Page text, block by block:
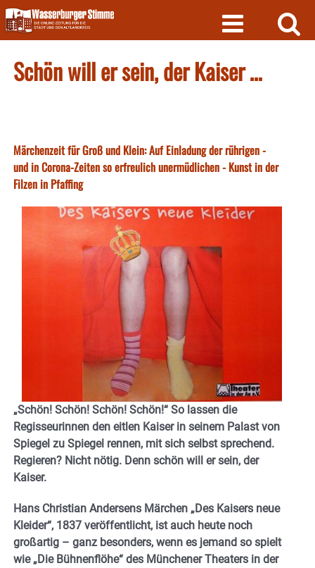
Skip
to
content
Schön will er sein, der Kaiser …
Märchenzeit für Groß und Klein: Auf Einladung der rührigen -
und in Corona-Zeiten so erfreulich unermüdlichen - Kunst in der
Filzen in Pfaffing
„Schön! Schön! Schön! Schön!“ So lassen die
Regisseurinnen den eitlen Kaiser in seinem Palast von
Spiegel zu Spiegel rennen, mit sich selbst sprechend.
Regieren? Nicht nötig. Denn schön will er sein, der
Kaiser.
Hans Christian Andersens Märchen „Des Kaisers neue
Kleider“, 1837 veröffentlicht, ist auch heute noch
großartig – ganz besonders, wenn es jemand so spielt
wie „Die Bühnenflöhe“ des Münchener Theaters in der